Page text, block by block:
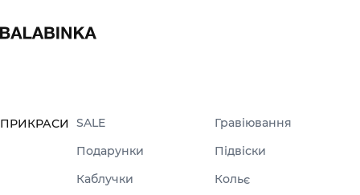
ПРИКРАСИ SALE
Гравіювання
Подарунки
Підвіски
Каблучки
Кольє